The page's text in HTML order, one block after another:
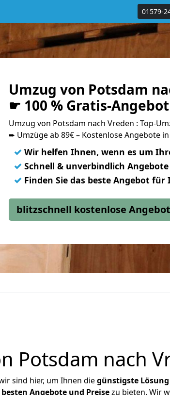
01579-
Umzug von Potsdam
☛ 100 % Gratis-Angebot
Umzug von Potsdam nach Vreden : Top-
➨ Umzüge ab 89€ – Kostenlose Angebote
✓ Wir helfen Ihnen, wenn es um
✓ Schnell & unverbindlich
✓ Finden Sie das beste Angebot für
blitzschnell kostenlose
Potsdam nach
sind hier, um Ihnen diegünstigste Lösung
Angebote und Preisezu bieten. Wir